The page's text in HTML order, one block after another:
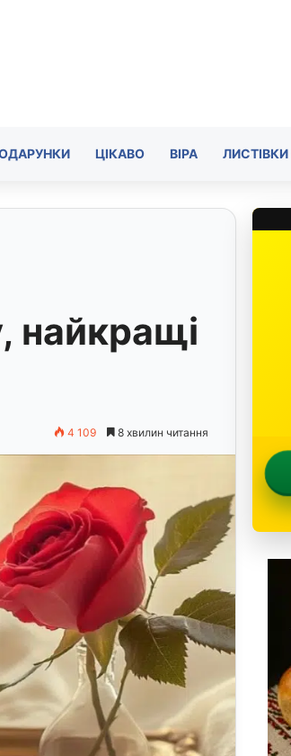
ЦІКАВО ВІРА ЛИСТІВКИ
найкращі
4 109 8 хвилин читання